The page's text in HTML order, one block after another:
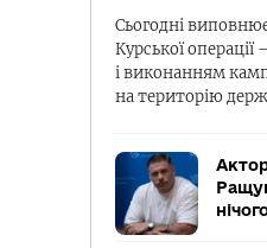
Сьогодні
Курської
і виконанням
на територію